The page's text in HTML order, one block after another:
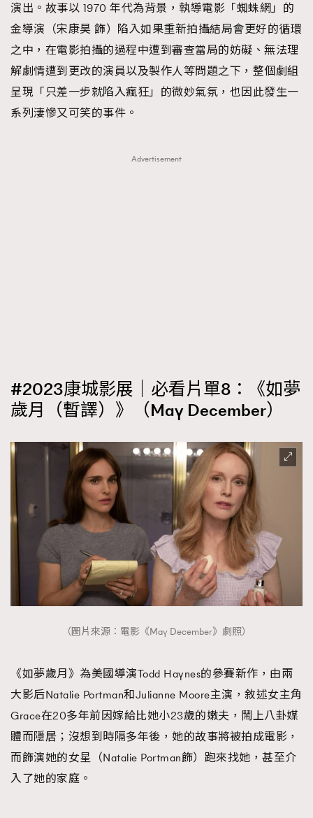
演出。故事以 1970 年代為背景，執導電影「蜘蛛網」的
金導演（宋康昊 飾）陷入如果重新拍攝結局會更好的循環
之中，在電影拍攝的過程中遭到審查當局的妨礙、無法理
解劇情遭到更改的演員以及製作人等問題之下，整個劇組
呈現「只差一步就陷入瘋狂」的微妙氣氛，也因此發生一
系列淒慘又可笑的事件。
Advertisement
#2023康城影展｜必看片單8：《如夢
歲月（暫譯）》（May December）
（圖片來源：電影《May December》劇照）
《如夢歲月》為美國導演Todd Haynes的參賽新作，由兩
大影后Natalie Portman和Julianne Moore主演，敘述女主角
Grace在20多年前因嫁給比她小23歲的嫩夫，鬧上八卦媒
體而隱居；沒想到時隔多年後，她的故事將被拍成電影，
而飾演她的女星（Natalie Portman飾）跑來找她，甚至介
入了她的家庭。